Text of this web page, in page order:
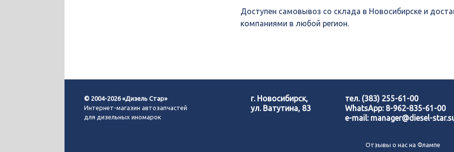
Доступен самовывоз со склада в Новосибирске и
компаниями в любой регион.
© 2004-2026 «Дизель Стар»
Интернет-магазин автозапчастей
для дизельных иномарок
г. Новосибирск,
ул. Ватутина, 83
тел. (383) 255-61-00
WhatsApp: 8-962-835-61-00
e-mail: manager@diesel-
Отзывы о нас на Флампе